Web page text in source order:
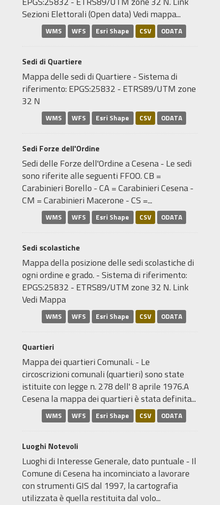
Sezioni Elettorali (Open data) Vedi mappa...
WMS WFS Esri Shape CSV ODATA
Sedi di Quartiere
Mappa delle sedi di Quartiere - Sistema di
riferimento: EPGS:25832 - ETRS89/UTM zone
32 N
WMS WFS Esri Shape CSV ODATA
Sedi Forze dell'Ordine
Sedi delle Forze dell'Ordine a Cesena - Le sedi
sono riferite alle seguenti FFOO. CB =
Carabinieri Borello - CA = Carabinieri Cesena -
CM = Carabinieri Macerone - CS =...
WMS WFS Esri Shape CSV ODATA
Sedi scolastiche
Mappa della posizione delle sedi scolastiche di
ogni ordine e grado. - Sistema di riferimento:
EPGS:25832 - ETRS89/UTM zone 32 N. Link
Vedi Mappa
WMS WFS Esri Shape CSV ODATA
Quartieri
Mappa dei quartieri Comunali. - Le
circoscrizioni comunali (quartieri) sono state
istituite con legge n. 278 dell' 8 aprile 1976.A
Cesena la mappa dei quartieri è stata definita...
WMS WFS Esri Shape CSV ODATA
Luoghi Notevoli
Luoghi di Interesse Generale, dato puntuale - Il
Comune di Cesena ha incominciato a lavorare
con strumenti GIS dal 1997, la cartografia
utilizzata è quella restituita dal volo...